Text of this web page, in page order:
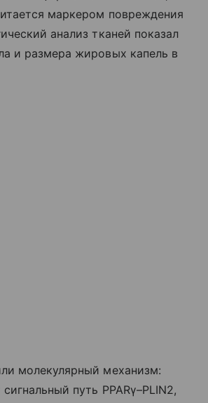
маркером повреждения
анализ тканей показал
и размера жировых капель в
молекулярный механизм:
путь PPARγ–PLIN2,